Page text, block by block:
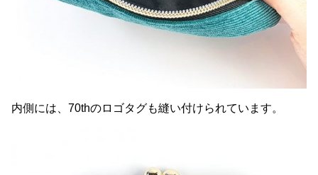
内側には、70thのロゴタグも縫い付けられています。